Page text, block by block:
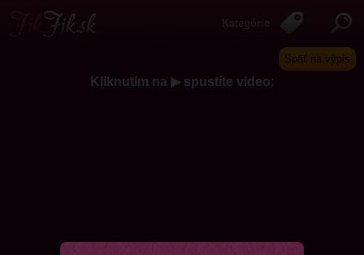
Späť na výpis
Kliknutím na ▶ spustíte video: